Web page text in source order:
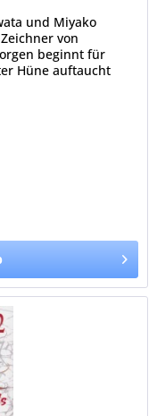
und Miyako
von
beginnt für
Hüne auftaucht